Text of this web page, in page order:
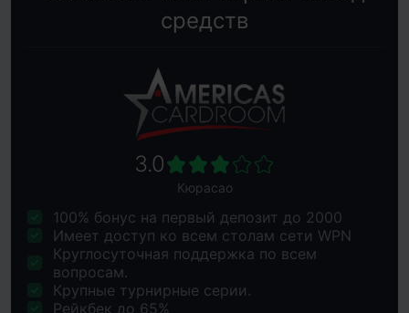
средств
Кюрасао
100% бонус на первый депозит до 2000
Имеет доступ ко всем столам сети WPN
Круглосуточная поддержка по всем
вопросам.
Крупные турнирные серии.
Рейкбек до 65%